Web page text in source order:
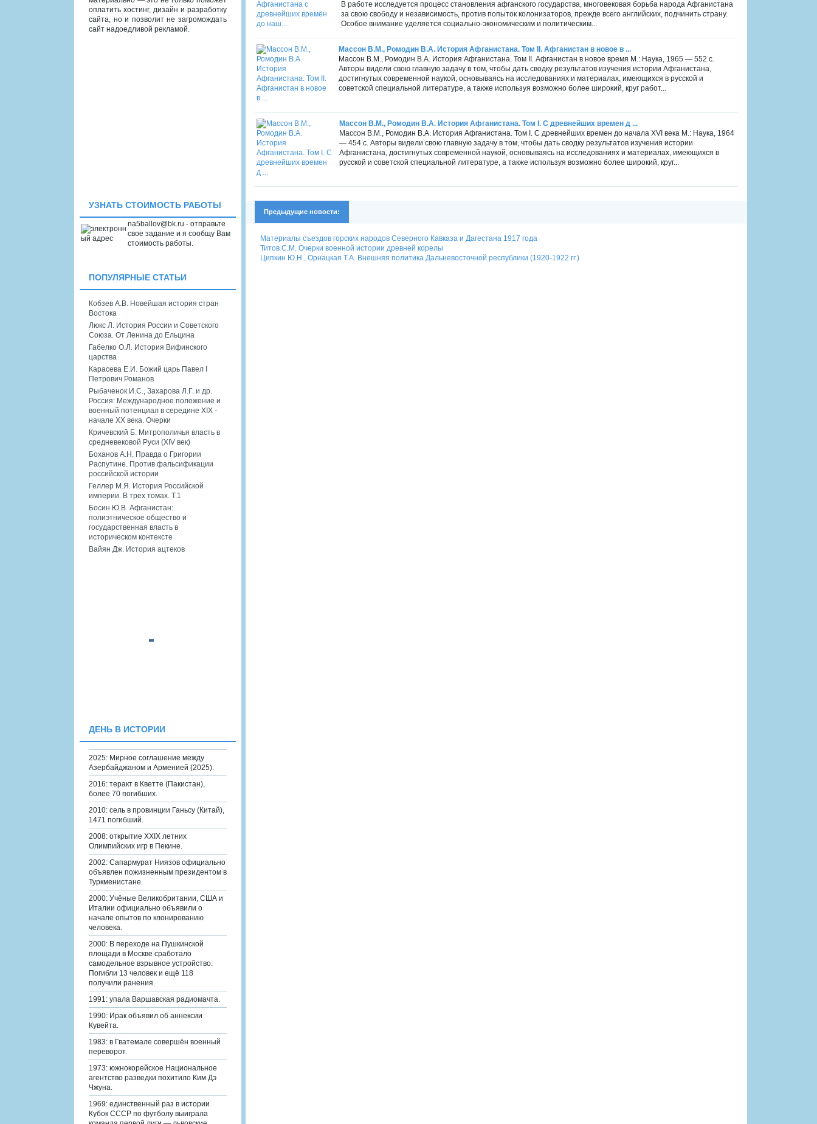
В работе исследуется процесс становления афганского государства, многовековая борьба народа Афганистана
за свою свободу и независимость, против попыток колонизаторов, прежде всего английских, подчинить страну.
Особое внимание уделяется социально-экономическим и политическим...
Массон В.М., Ромодин В.А. История Афганистана. Том II. Афганистан в новое в ...
Массон В.М., Ромодин В.А. История Афганистана. Том II. Афганистан в новое время М.: Наука, 1965 — 552 c.
Авторы видели свою главную задачу в том, чтобы дать сводку результатов изучения истории Афганистана,
достигнутых современной наукой, основываясь на исследованиях и материалах, имеющихся в русской и
советской специальной литературе, а также используя возможно более широкий, круг работ...
Массон В.М., Ромодин В.А. История Афганистана. Том I. С древнейших времен д ...
Массон В.М., Ромодин В.А. История Афганистана. Том I. С древнейших времен до начала XVI века М.: Наука, 1964
— 454 c. Авторы видели свою главную задачу в том, чтобы дать сводку результатов изучения истории
Афганистана, достигнутых современной наукой, основываясь на исследованиях и материалах, имеющихся в
русской и советской специальной литературе, а также используя возможно более широкий, круг...
Предыдущие новости:
Материалы съездов горских народов Северного Кавказа и Дагестана 1917 года
Титов С.М. Очерки военной истории древней корелы
Ципкин Ю.Н., Орнацкая Т.А. Внешняя политика Дальневосточной республики (1920-1922 гг.)
оплатить хостинг, дизайн и разработку
сайта, но и позволит не загромождать
сайт надоедливой рекламой.
УЗНАТЬ СТОИМОСТЬ РАБОТЫ
na5ballov@bk.ru - отправьте
свое задание и я сообщу Вам
стоимость работы.
ПОПУЛЯРНЫЕ СТАТЬИ
Кобзев А.В. Новейшая история стран
Востока
Люкс Л. История России и Советского
Союза. От Ленина до Ельцина
Габелко О.Л. История Вифинского
царства
Карасева Е.И. Божий царь Павел I
Петрович Романов
Рыбаченок И.С., Захарова Л.Г. и др.
Россия: Международное положение и
военный потенциал в середине XIX -
начале XX века. Очерки
Кричевский Б. Митрополичья власть в
средневековой Руси (XIV век)
Боханов А.Н. Правда о Григории
Распутине. Против фальсификации
российской истории
Геллер М.Я. История Российской
империи. В трех томах. Т.1
Босин Ю.В. Афганистан:
полиэтническое общество и
государственная власть в
историческом контексте
Вайян Дж. История ацтеков
ДЕНЬ В ИСТОРИИ
2025: Мирное соглашение между
Азербайджаном и Арменией (2025).
2016: теракт в Кветте (Пакистан),
более 70 погибших.
2010: сель в провинции Ганьсу (Китай),
1471 погибший.
2008: открытие XXIX летних
Олимпийских игр в Пекине.
2002: Сапармурат Ниязов официально
объявлен пожизненным президентом в
Туркменистане.
2000: Учёные Великобритании, США и
Италии официально объявили о
начале опытов по клонированию
человека.
2000: В переходе на Пушкинской
площади в Москве сработало
самодельное взрывное устройство.
Погибли 13 человек и ещё 118
получили ранения.
1991: упала Варшавская радиомачта.
1990: Ирак объявил об аннексии
Кувейта.
1983: в Гватемале совершён военный
переворот.
1973: южнокорейское Национальное
агентство разведки похитило Ким Дэ
Чжуна.
1969: единственный раз в истории
Кубок СССР по футболу выиграла